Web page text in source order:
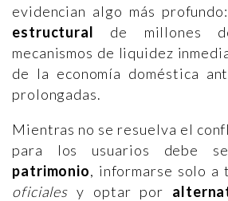
evidencian algo más
estructural de millones
mecanismos de liquidez
de la economía doméstica
prolongadas.
Mientras no se resuelva el
para los usuarios debe
patrimonio, informarse solo a
oficiales y optar por